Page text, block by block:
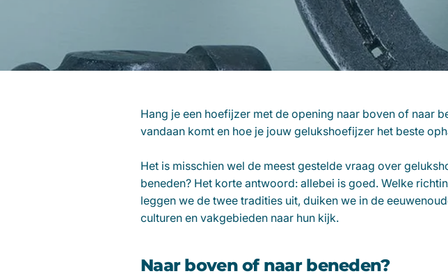
Hang je een hoefijzer met de opening naar boven of naar
vandaan komt en hoe je jouw gelukshoefijzer het beste
Het is misschien wel de meest gestelde vraag over
beneden? Het korte antwoord: allebei is goed. Welke
leggen we de twee tradities uit, duiken we in de
culturen en vakgebieden naar hun kijk.
Naar boven of naar beneden?